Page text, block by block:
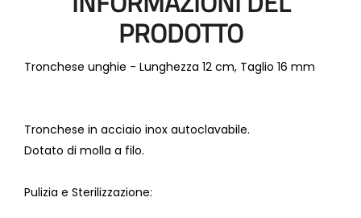
PRODOTTO
Tronchese unghie - Lunghezza 12 cm, Taglio 16 mm
Tronchese in acciaio inox autoclavabile.
Dotato di molla a filo.
Pulizia e Sterilizzazione: